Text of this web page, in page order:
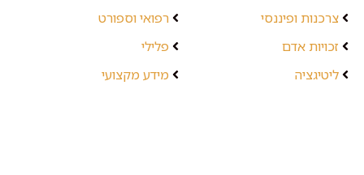
צרכנות ופיננסי
זכויות אדם
ליטיגציה
רפואי וספורט
פלילי
מידע מקצועי